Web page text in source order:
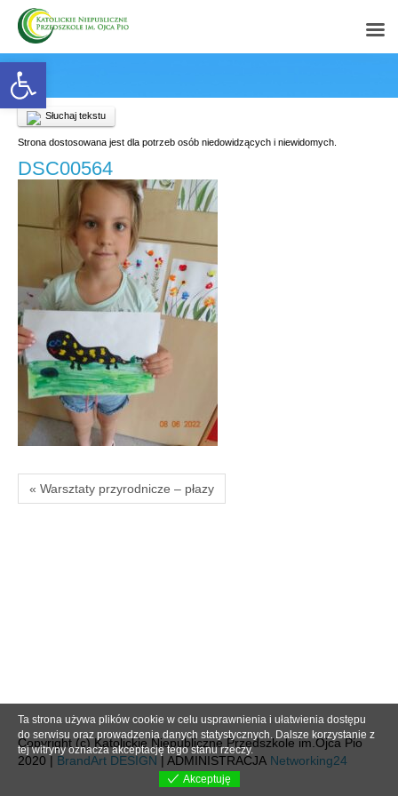
Open toolbar
Słuchaj tekstu
Strona dostosowana jest dla potrzeb osób niedowidzących i niewidomych.
DSC00564
« Warsztaty przyrodnicze – płazy
Copyright (c) Katolickie Niepubliczne Przedszkole im.Ojca Pio
2020 | BrandArt DESIGN | ADMINISTRACJA Networking24
Ta strona używa plików cookie w celu usprawnienia i ułatwienia dostępu
do serwisu oraz prowadzenia danych statystycznych. Dalsze korzystanie z
tej witryny oznacza akceptację tego stanu rzeczy.
Akceptuję